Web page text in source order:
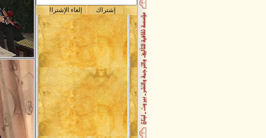
صدر حديثاً / قراءة نفسية في واقعة
صدر حديثاً / ديوان جبر مانوليا
صدر حديثاً / فأشارت إليه
صدر حديثاً / رقص على مقامات
المطر
تكريم وحفل توقيع حاشد للسفير
علي عجمي
حفل توقيع أحلام موجوعة
توقيع ديوان حقول الجسد
باسلة زعيتر تُصدر باكورة أعمالها
السفير علي عجمي يُصدر حقول
الجسد
صدر حديثاً عن دار الأمير كتاب عين
الانتصار